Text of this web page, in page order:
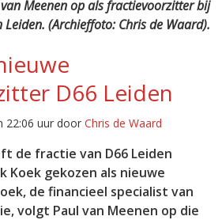
Meenen op als fractievoorzitter bij
Leiden. (Archieffoto: Chris de Waard).
D66 Leiden
22:06 uur door Chris de Waard
de fractie van D66 Leiden
Koek gekozen als nieuwe
de financieel specialist van
volgt Paul van Meenen op die